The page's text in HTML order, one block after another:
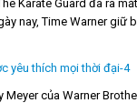
Karate Guard đã ra
nay, Time Warner giữ
Meyer của Warner